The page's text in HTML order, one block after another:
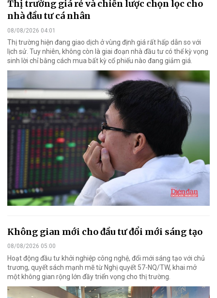
Thị trường giá rẻ và chiến lược chọn lọc cho
nhà đầu tư cá nhân
08/08/2026 04:01
Thị trường hiện đang giao dịch ở vùng định giá rất hấp dẫn so với
lịch sử. Tuy nhiên, không còn là giai đoạn nhà đầu tư có thể kỳ vọng
sinh lời chỉ bằng cách mua bất kỳ cổ phiếu nào đang giảm giá.
Không gian mới cho đầu tư đổi mới sáng tạo
08/08/2026 05:00
Hoạt động đầu tư khởi nghiệp công nghệ, đổi mới sáng tạo với chủ
trương, quyết sách mạnh mẽ từ Nghị quyết 57-NQ/TW, khai mở
một không gian rộng lớn đầy triển vọng cho thị trường.